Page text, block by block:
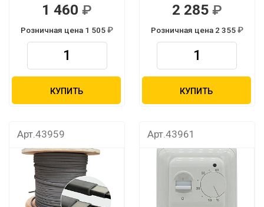
1 460
Розничная цена 1 505
КУПИТЬ
2 285
Розничная цена 2 355
КУПИТЬ
Арт.43959 Арт.43961